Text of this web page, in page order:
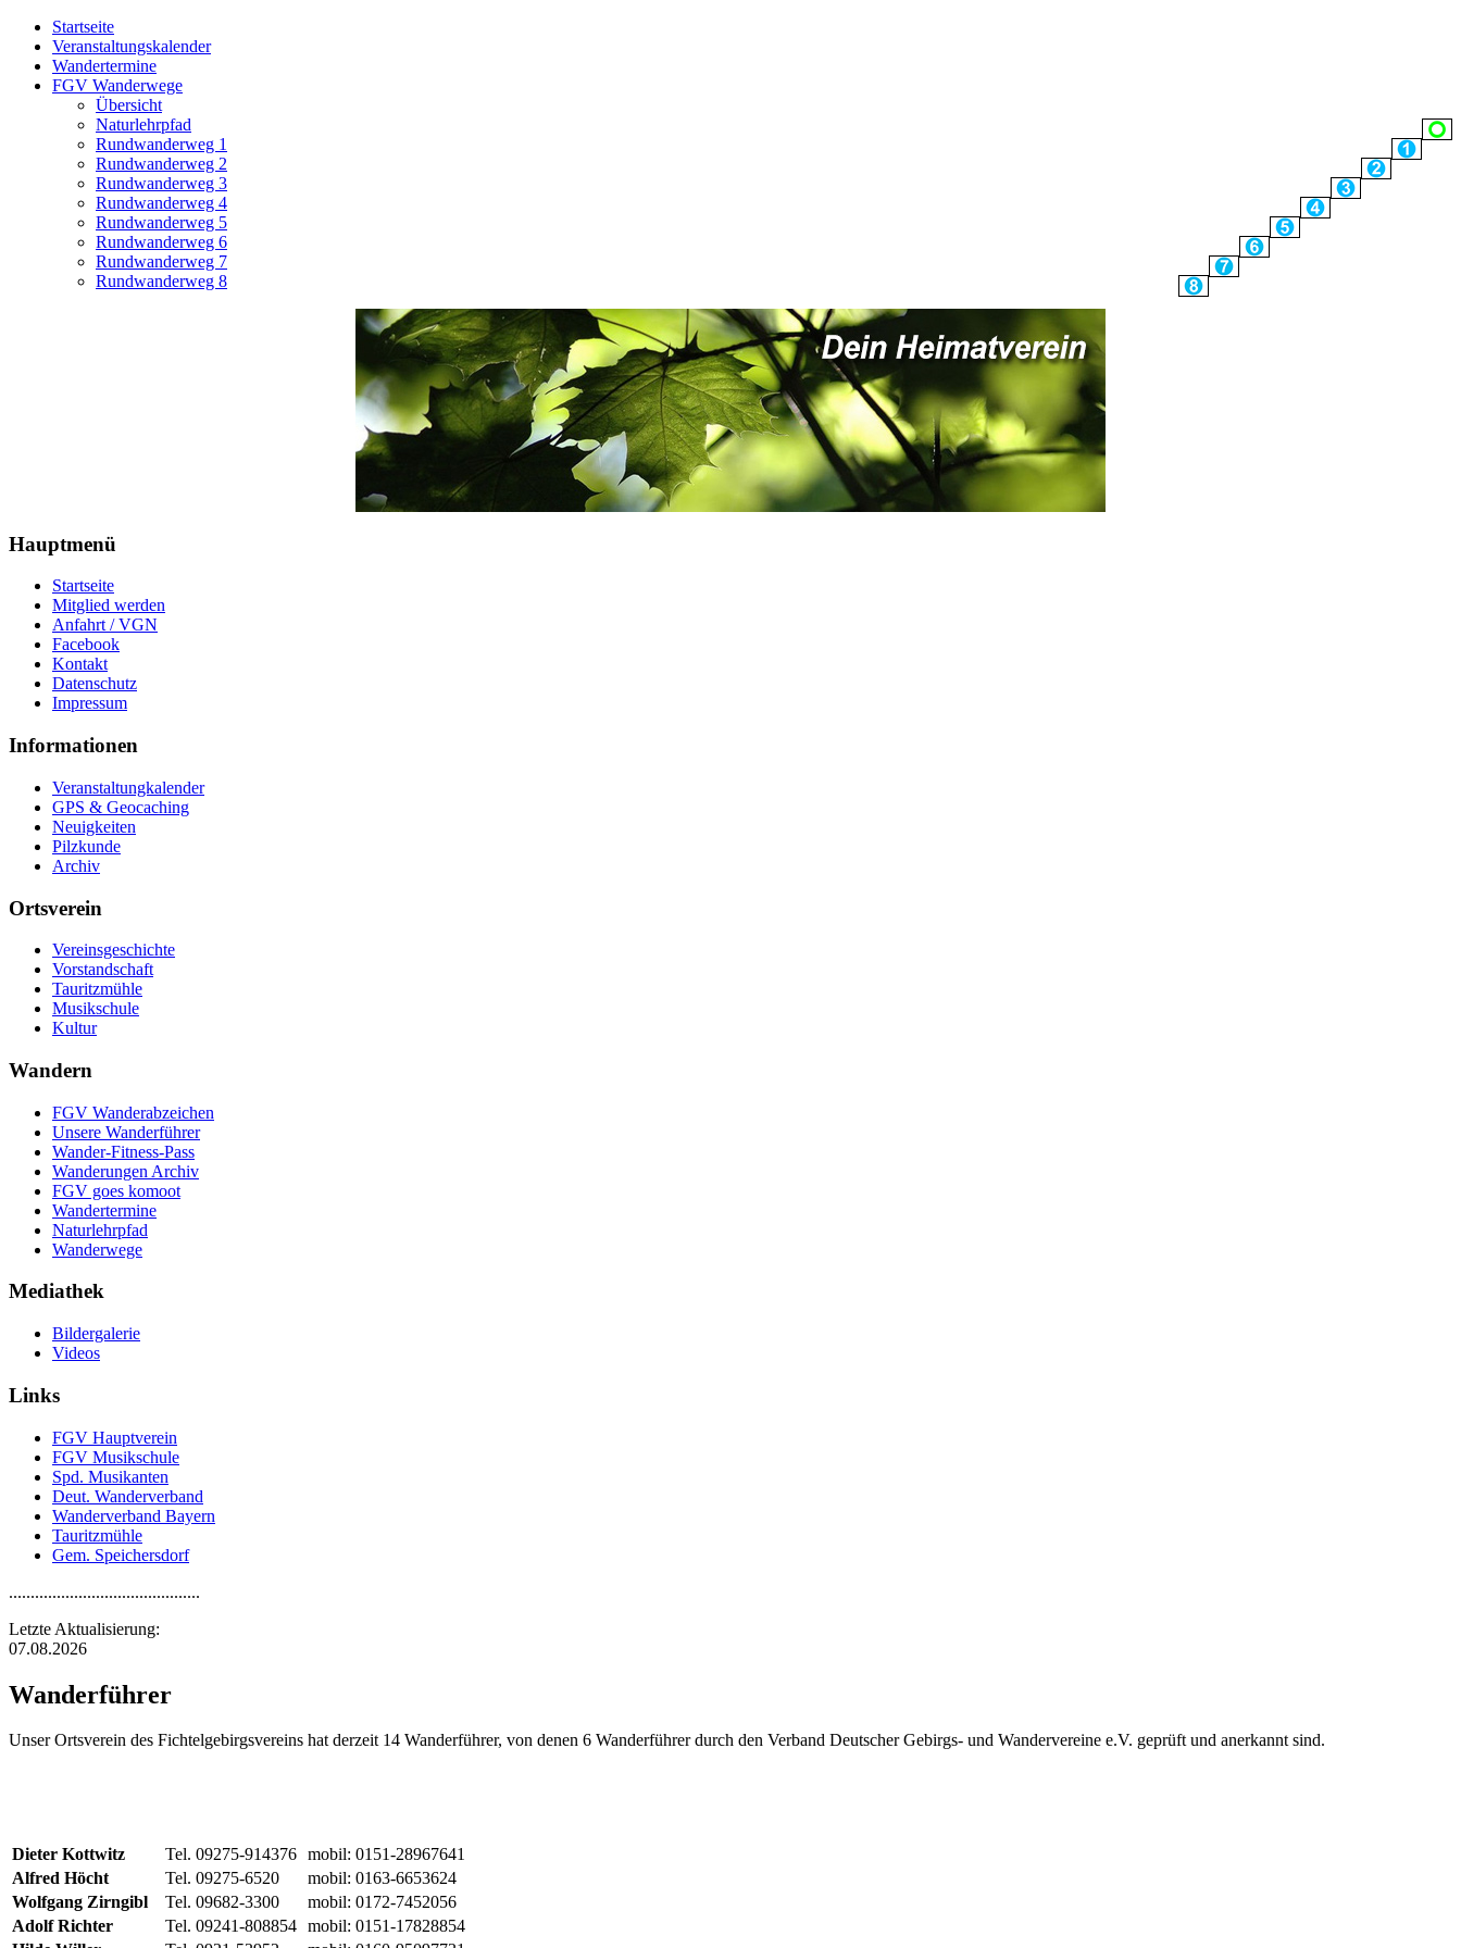
Startseite
Veranstaltungskalender
Wandertermine
FGV Wanderwege
Übersicht
Naturlehrpfad
Rundwanderweg 1
Rundwanderweg 2
Rundwanderweg 3
Rundwanderweg 4
Rundwanderweg 5
Rundwanderweg 6
Rundwanderweg 7
Rundwanderweg 8
Hauptmenü
Startseite
Mitglied werden
Anfahrt / VGN
Facebook
Kontakt
Datenschutz
Impressum
Informationen
Veranstaltungkalender
GPS & Geocaching
Neuigkeiten
Pilzkunde
Archiv
Ortsverein
Vereinsgeschichte
Vorstandschaft
Tauritzmühle
Musikschule
Kultur
Wandern
FGV Wanderabzeichen
Unsere Wanderführer
Wander-Fitness-Pass
Wanderungen Archiv
FGV goes komoot
Wandertermine
Naturlehrpfad
Wanderwege
Mediathek
Bildergalerie
Videos
Links
FGV Hauptverein
FGV Musikschule
Spd. Musikanten
Deut. Wanderverband
Wanderverband Bayern
Tauritzmühle
Gem. Speichersdorf
............................................
Letzte Aktualisierung:
07.08.2026
Wanderführer
Unser Ortsverein des Fichtelgebirgsvereins hat derzeit 14 Wanderführer, von denen 6 Wanderführer durch den Verband Deutscher Gebirgs- und Wandervereine e.V. geprüft und anerkannt sind.
Dieter Kottwitz Tel. 09275-914376 mobil: 0151-28967641
Alfred Höcht
Tel. 09275-6520
mobil: 0163-6653624
Wolfgang Zirngibl
Tel. 09682-3300
mobil: 0172-7452056
Adolf Richter
Tel. 09241-808854 mobil: 0151-17828854